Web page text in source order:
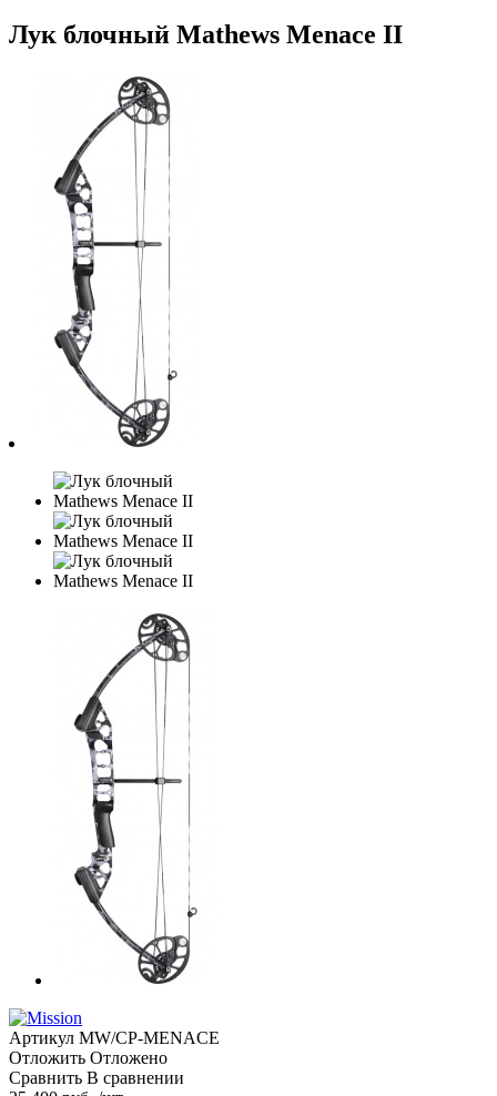
Лук блочный Mathews Menace II
Артикул MW/CP-MENACE
Отложить Отложено
Сравнить В сравнении